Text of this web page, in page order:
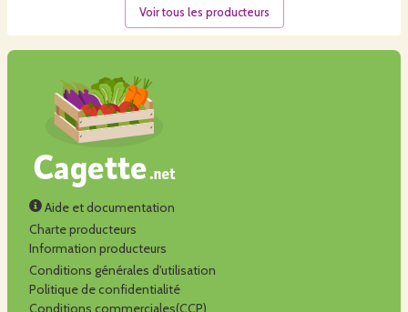
Voir tous les producteurs
Aide et documentation
Charte producteurs
Information producteurs
Conditions générales d'utilisation
Politique de confidentialité
Conditions commerciales(CCP)